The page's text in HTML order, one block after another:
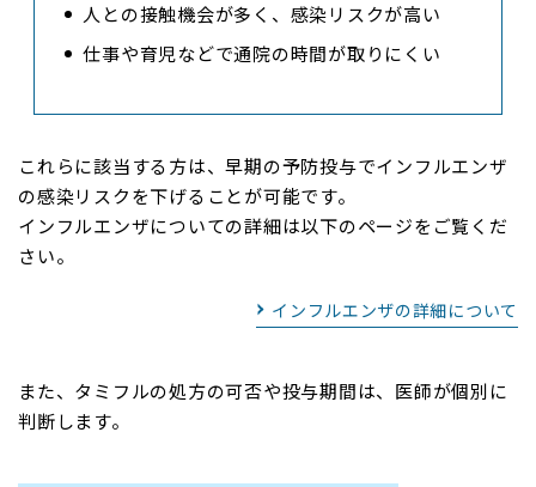
人との接触機会が多く、感染リスクが高い
仕事や育児などで通院の時間が取りにくい
これらに該当する方は、早期の予防投与でインフルエンザ
の感染リスクを下げることが可能です。
インフルエンザについての詳細は以下のページをご覧くだ
さい。
インフルエンザの詳細について
また、タミフルの処方の可否や投与期間は、医師が個別に
判断します。